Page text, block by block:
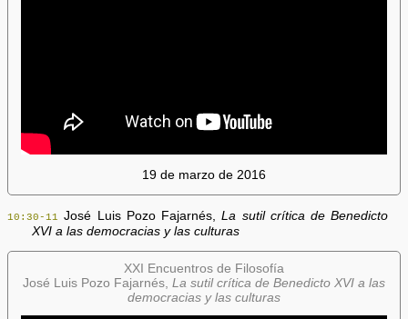
19 de marzo de 2016
10:30-11 José Luis Pozo Fajarnés,La sutil crítica de Benedicto
XVI a las democracias y las culturas
XXI Encuentros de Filosofía
José Luis Pozo Fajarnés, La sutil crítica de Benedicto XVI a las
democracias y las culturas